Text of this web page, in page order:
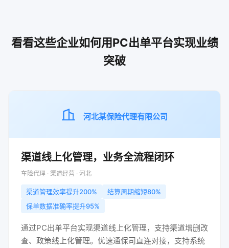
看看这些企业如何用PC出单平台实现业绩
突破
河北某保险代理有限公司
渠道线上化管理，业务全流程闭环
车险代理 · 渠道经营 · 河北
渠道管理效率提升200%
结算周期缩短80%
保单数据准确率提升95%
通过PC出单平台实现渠道线上化管理，支持渠道增删改
查、政策线上化管理。优速通保司直连对接，支持系统